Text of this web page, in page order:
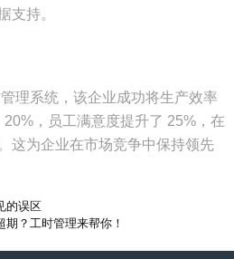
支持。
理系统，该企业成功将生产效率
，员工满意度提升了 25%，在
这为企业在市场竞争中保持领先
的误区
？工时管理来帮你！